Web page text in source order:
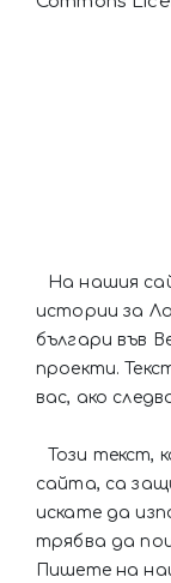
На нашия
истории за
българи във
проекти.
вас, ако
Този текст,
сайта, са
искате да
трябва да
Пишете на